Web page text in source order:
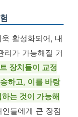
활성화되어, 내
리가 가능해질 거
장치들이 교정
하고, 이를 바탕
는 것이 가능해
들에게 큰 장점